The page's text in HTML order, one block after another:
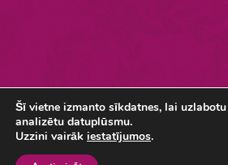
© #DiscoNakts, Izstrāde && uzturēšana
Kriesi
Šī vietne izmanto sīkdatnes, lai
analizētu datuplūsmu.
Uzzini vairāk iestatījumos.